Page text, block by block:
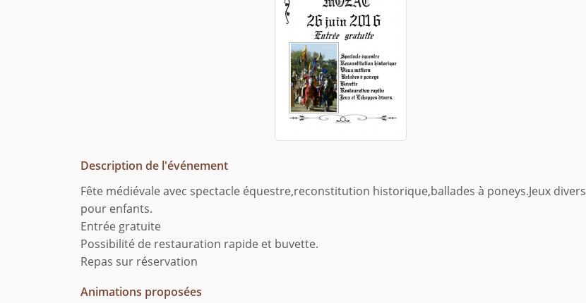
Description de l'événement
Fête médiévale avec spectacle équestre,reconstitution historique,ballades à poneys.Jeux divers
pour enfants.
Entrée gratuite
Possibilité de restauration rapide et buvette.
Repas sur réservation
Animations proposées